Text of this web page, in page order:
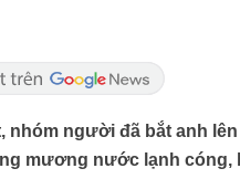
người đã bắt anh
mương nước lạnh cóng,